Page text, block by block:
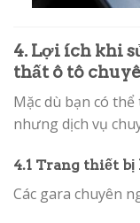
4. Lợi ích khi
thất ô tô
Mặc dù bạn có
nhưng dịch vụ
4.1 Trang thiết bị
Các gara chuyên